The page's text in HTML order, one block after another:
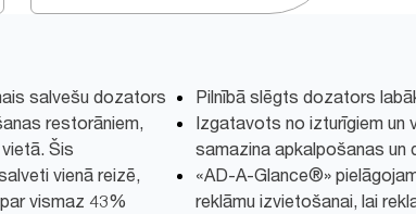
salvešu dozators
restorāniem,
Šis
vienā reizē,
vismaz 43%
Pilnībā slēgts dozators
Izgatavots no izturīgiem un
samazina apkalpošanas un
«AD-A-Glance®»
reklāmu izvietošanai, lai